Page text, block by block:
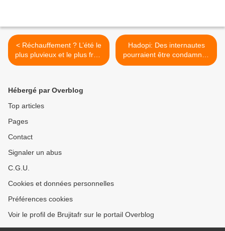
< Réchauffement ? L’été le
plus pluvieux et le plus froid
depuis 40 ans.
Hadopi: Des internautes
pourraient être condamnés
>
Hébergé par Overblog
Top articles
Pages
Contact
Signaler un abus
C.G.U.
Cookies et données personnelles
Préférences cookies
Voir le profil de Brujitafr sur le portail Overblog